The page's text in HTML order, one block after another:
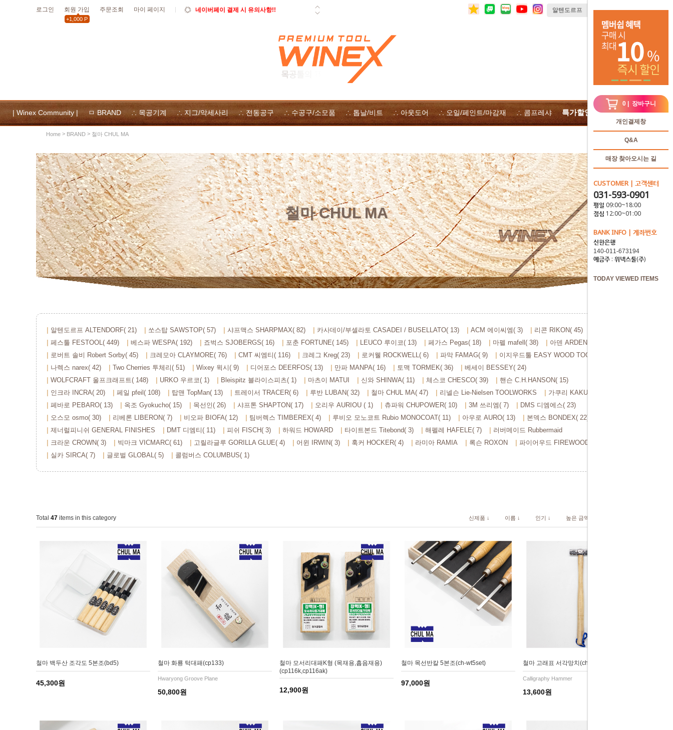
로그인 회원 가입
+1,000 P
주문조회 마이 페이지
네이버페이 결제 시 유의사항!!
위넥스툴 자사몰 쿠폰 다운로드
| Winex Community | ㅁ BRAND ∴ 목공기계 ∴ 지그/악세사리 ∴ 전동공구 ∴ 수공구/소모품 ∴ 톱날/비트 ∴ 아웃도어 ∴ 오일/페인트/마감재 ∴ 콤프레샤 특가할인 ∴전체상품
0 | 장바구니
개인결제창
Q&A
매장 찾아오시는 길
CUSTOMER | 고객센터
031-593-0901
평일 09:00~18:00
점심 12:00~01:00
BANK INFO | 계좌번호
신한은행
예금주 : 위넥스툴(주)
TODAY VIEWED ITEMS
Home > BRAND > 철마 CHUL MA
철마 CHUL MA
알텐도르프 ALTENDORF( 21) 쏘스탑 SAWSTOP( 57) 샤프맥스 SHARPMAX( 82) 카사데이/부셀라토 CASADEI / BUSELLATO( 13) ACM 에이씨엠( 3)
리콘 RIKON( 45)
페스툴 FESTOOL( 449)
베스파 WESPA( 192) 죠벅스 SJOBERGS( 16) 포춘 FORTUNE( 145) LEUCO 루이코( 13) 페가스 Pegas( 18) 마펠 mafell( 38)
아덴 ARDEN( 106)
로버트 솔비 Robert Sorby( 45)
크레모아 CLAYMORE( 76) CMT 씨엠티( 116) 크레그 Kreg( 23) 로커웰 ROCKWELL( 6) 파막 FAMAG( 9)
이지우드툴 EASY WOOD TOOLS( 28)
나렉스 narex( 42)
Two Cherries 투체리( 51) Wixey 윅시( 9) 디어포스 DEERFOS( 13) 만파 MANPA( 16) 토맥 TORMEK( 36)
베세이 BESSEY( 24)
WOLFCRAFT 울프크래프트( 148)
URKO 우르코( 1) Bleispitz 블라이스피츠( 1) 마츠이 MATUI 신와 SHINWA( 11) 체스코 CHESCO( 39)
핸슨 C.H.HANSON( 15)
인크라 INCRA( 20)
페일 pfeil( 108) 탑맨 TopMan( 13) 트레이서 TRACER( 6) 루반 LUBAN( 32) 철마 CHUL MA( 47) 리넬슨 Lie-Nielsen TOOLWORKS
가쿠리 KAKURI( 84)
페바로 PEBARO( 13)
옥조 Gyokucho( 15) 목선인( 26) 샤프톤 SHAPTON( 17) 오리우 AURIOU ( 1) 츄파워 CHUPOWER( 10) 3M 쓰리엠( 7)
DMS 디엠에스( 23)
오스모 osmo( 30)
리베론 LIBERON( 7) 비오파 BIOFA( 12) 팀버렉스 TIMBEREX( 4) 루비오 모노코트 Rubio MONOCOAT( 11) 아우로 AURO( 13)
본덱스 BONDEX( 22)
제너럴피니쉬 GENERAL FINISHES
DMT 디엠티( 11) 피쉬 FISCH( 3) 하워드 HOWARD 타이트본드 Titebond( 3) 해펠레 HAFELE( 7)
러버메이드 Rubbermaid
크라운 CROWN( 3)
빅마크 VICMARC( 61) 고릴라글루 GORILLA GLUE( 4) 어윈 IRWIN( 3) 훅커 HOCKER( 4) 라미아 RAMIA 록슨 ROXON
파이어우드 FIREWOOD( 3)
실카 SIRCA( 7)
글로벌 GLOBAL( 5) 콜럼버스 COLUMBUS( 1)
Total 47 items in this category 신제품 ↓ 이름 ↓ 인기 ↓ 높은 금액 ↓
철마 백두산 조각도 5본조(bd5)
45,300원
철마 화룡 턱대패(cp133)
Hwaryong Groove Plane
50,800원
철마 모서리대패K형 (목재용,흡음재용)
(cp116k,cp116ak)
12,900원
철마 목선반칼 5본조(ch-wt5set)
97,000원
철마 고래표 서각망치(ch-sqh130)
Calligraphy Hammer
13,600원